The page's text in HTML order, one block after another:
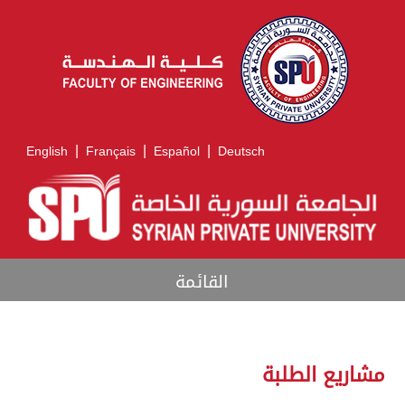
English | Français | Español | Deutsch
القائمة
مشاريع الطلبة